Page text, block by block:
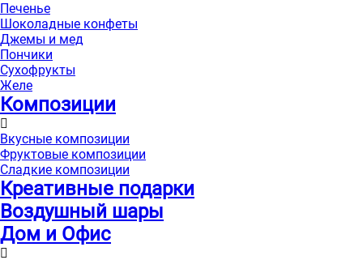
Печенье
Шоколадные конфеты
Джемы и мед
Пончики
Сухофрукты
Желе
Композиции
Вкусные композиции
Фруктовые композиции
Сладкие композиции
Креативные подарки
Воздушный шары
Дом и Офис